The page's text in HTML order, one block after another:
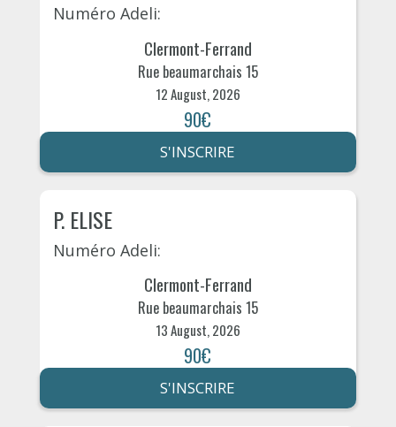
Numéro Adeli:
Clermont-Ferrand
Rue beaumarchais 15
12 August, 2026
90€
S'INSCRIRE
P. ELISE
Numéro Adeli:
Clermont-Ferrand
Rue beaumarchais 15
13 August, 2026
90€
S'INSCRIRE